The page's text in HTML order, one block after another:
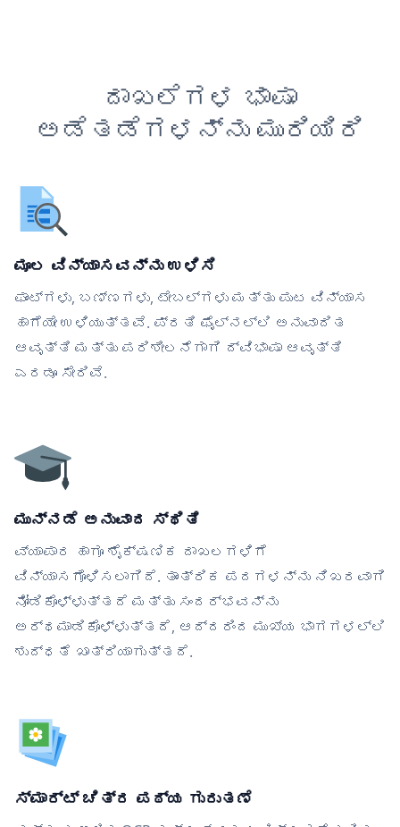
ದಾಖಲೆಗಳ ಭಾಷಾ
ಅಡೆತಡೆಗಳನ್ನು ಮುರಿಯಿರಿ
ಮೂಲ ವಿನ್ಯಾಸವನ್ನು ಉಳಿಸಿ
ಫಾಂಟ್‌ಗಳು, ಬಣ್ಣಗಳು, ಟೇಬಲ್‌ಗಳು ಮತ್ತು ಪುಟ ವಿನ್ಯಾಸ
ಹಾಗೆಯೇ ಉಳಿಯುತ್ತವೆ. ಪ್ರತಿ ಫೈಲ್‌ನಲ್ಲಿ ಅನುವಾದಿತ
ಆವೃತ್ತಿ ಮತ್ತು ಪರಿಶೀಲನೆಗಾಗಿ ದ್ವಿಭಾಷಾ ಆವೃತ್ತಿ
ಎರಡೂ ಸೇರಿವೆ.
ಮುನ್ನಡೆ ಅನುವಾದ ಸ್ಥಿತಿ
ವ್ಯಾಪಾರ ಹಾಗೂ ಶೈಕ್ಷಣಿಕ ದಾಖಲಗಳಿಗೆ
ವಿನ್ಯಾಸಗೊಳಿಸಲಾಗಿದೆ. ತಾಂತ್ರಿಕ ಪದಗಳನ್ನು ನಿಖರವಾಗಿ
ನೋಡಿಕೊಳ್ಳುತ್ತದೆ ಮತ್ತು ಸಂದರ್ಭವನ್ನು
ಅರ್ಥಮಾಡಿಕೊಳ್ಳುತ್ತದೆ, ಆದ್ದರಿಂದ ಮುಖ್ಯ ಭಾಗಗಳಲ್ಲಿ
ಶುದ್ಧತೆ ಖಾತ್ರಿಯಾಗುತ್ತದೆ.
ಸ್ಮಾರ್ಟ್ ಚಿತ್ರ ಪಠ್ಯ ಗುರುತಣೆ